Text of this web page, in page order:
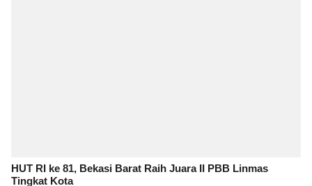
HUT RI ke 81, Bekasi Barat Raih Juara II PBB Linmas
Tingkat Kota